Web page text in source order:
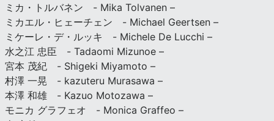
ミカ・トルバネン - Mika Tolvanen –
ミカエル・ヒェーチェン - Michael Geertsen –
ミケーレ・デ・ルッキ - Michele De Lucchi –
水之江 忠臣 - Tadaomi Mizunoe –
宮本 茂紀 - Shigeki Miyamoto –
村澤 一晃 - kazuteru Murasawa –
本澤 和雄 - Kazuo Motozawa –
モニカ グラフェオ - Monica Graffeo –